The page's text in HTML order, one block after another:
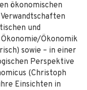
ökonomischen
und
Ökonomik
sowie – in einer
Perspektive
(Christoph
Einsichten in